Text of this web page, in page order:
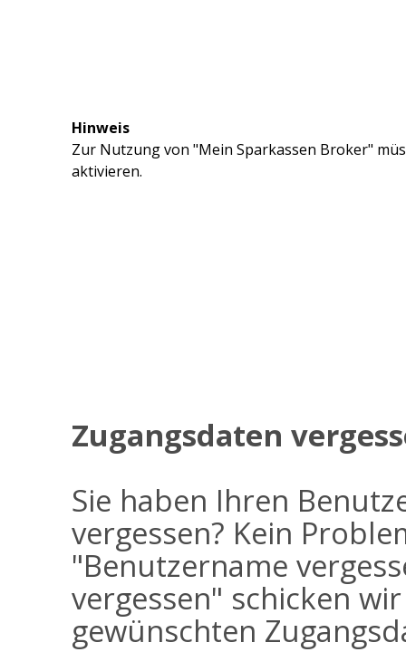
Hinweis
Zur Nutzung von "Mein Sparkassen Broker"
aktivieren.
Zugangsdaten
Sie haben Ihren
vergessen? Kein
"Benutzername
vergessen" schicken
gewünschten